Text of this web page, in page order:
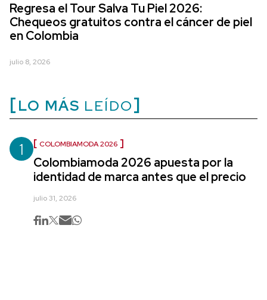
Regresa el Tour Salva Tu Piel 2026:
Chequeos gratuitos contra el cáncer de piel
en Colombia
julio 8, 2026
LO MÁS LEÍDO
1 COLOMBIAMODA 2026
Colombiamoda 2026 apuesta por la
identidad de marca antes que el precio
julio 31, 2026